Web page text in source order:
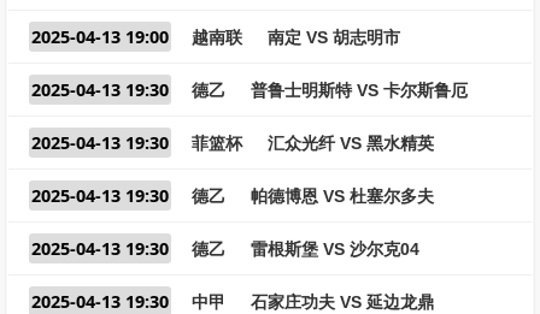
2025-04-13 19:00 越南联 南定 VS 胡志明市
2025-04-13 19:30 德乙 普鲁士明斯特 VS 卡尔斯鲁厄
2025-04-13 19:30 菲篮杯 汇众光纤 VS 黑水精英
2025-04-13 19:30 德乙 帕德博恩 VS 杜塞尔多夫
2025-04-13 19:30 德乙 雷根斯堡 VS 沙尔克04
2025-04-13 19:30 中甲 石家庄功夫 VS 延边龙鼎